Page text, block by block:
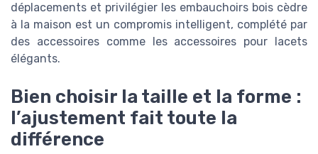
déplacements et privilégier les embauchoirs bois cèdre
à la maison est un compromis intelligent, complété par
des accessoires comme les accessoires pour lacets
élégants.
Bien choisir la taille et la forme :
l’ajustement fait toute la
différence